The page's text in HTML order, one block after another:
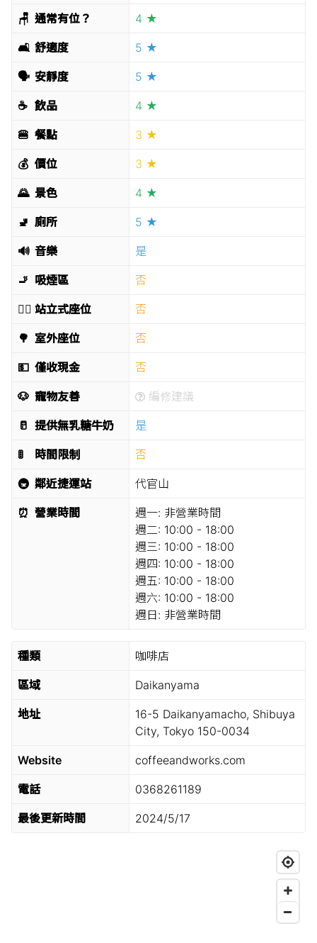
🪑 通常有位？ 4 ★
🛋 舒適度 5 ★
🗣 安靜度 5 ★
☕️ 飲品 4 ★
🍔 餐點 3 ★
💰 價位 3 ★
🌄 景色 4 ★
🚽 廁所 5 ★
🔊 音樂 是
🚬 吸煙區 否
🧍‍♂️ 站立式座位 否
🌳 室外座位 否
💵 僅收現金 否
🐶 寵物友善 編修建議
🥛 提供無乳糖牛奶 是
🚦 時間限制 否
🚇 鄰近捷運站 代官山
⏰ 營業時間 週一: 非營業時間
週二: 10:00 - 18:00
週三: 10:00 - 18:00
週四: 10:00 - 18:00
週五: 10:00 - 18:00
週六: 10:00 - 18:00
週日: 非營業時間
種類 咖啡店
區域 Daikanyama
地址
16-5 Daikanyamacho, Shibuya
City, Tokyo 150-0034
Website coffeeandworks.com
電話 0368261189
最後更新時間 2024/5/17